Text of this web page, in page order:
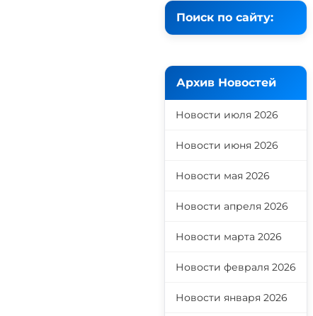
Поиск по сайту:
Архив Новостей
Новости июля 2026
Новости июня 2026
Новости мая 2026
Новости апреля 2026
Новости марта 2026
Новости февраля 2026
Новости января 2026